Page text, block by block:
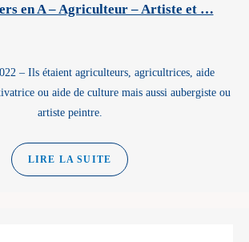
en A – Agriculteur – Artiste et …
– Ils étaient agriculteurs, agricultrices, aide
ou aide de culture mais aussi aubergiste ou
artiste peintre.
LIRE LA SUITE